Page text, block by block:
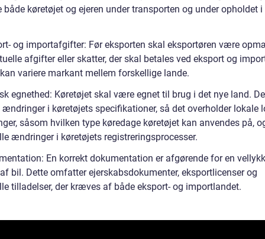
både køretøjet og ejeren under transporten og under opholdet i
og importafgifter: Før eksporten skal eksportøren være
afgifter eller skatter, der skal betales ved eksport og
variere markant mellem forskellige lande.
egnethed: Køretøjet skal være egnet til brug i det nye land.
i køretøjets specifikationer, så det overholder lokale
såsom hvilken type køredage køretøjet kan anvendes på,
ændringer i køretøjets registreringsprocesser.
En korrekt dokumentation er afgørende for en
bil. Dette omfatter ejerskabsdokumenter, eksportlicenser og
tilladelser, der kræves af både eksport- og importlandet.